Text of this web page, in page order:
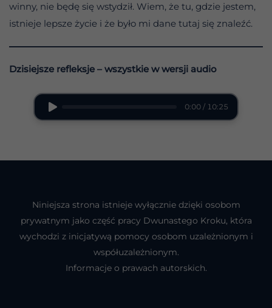
winny, nie będę się wstydził. Wiem, że tu, gdzie jestem,
istnieje lepsze życie i że było mi dane tutaj się znaleźć.
Dzisiejsze refleksje – wszystkie w wersji audio
0:00 / 10:25
Niniejsza strona istnieje wyłącznie dzięki osobom
prywatnym jako część pracy Dwunastego Kroku, która
wychodzi z inicjatywą pomocy osobom uzależnionym i
współuzależnionym.
Informacje o prawach autorskich.